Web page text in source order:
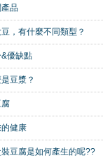
品
，有什麼不同類型？
優缺點
豆漿？
腐
健康
豆腐是如何產生的呢??